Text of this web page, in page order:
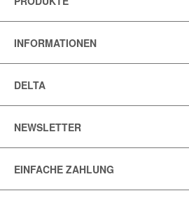
INFORMATIONEN
DELTA
NEWSLETTER
EINFACHE ZAHLUNG